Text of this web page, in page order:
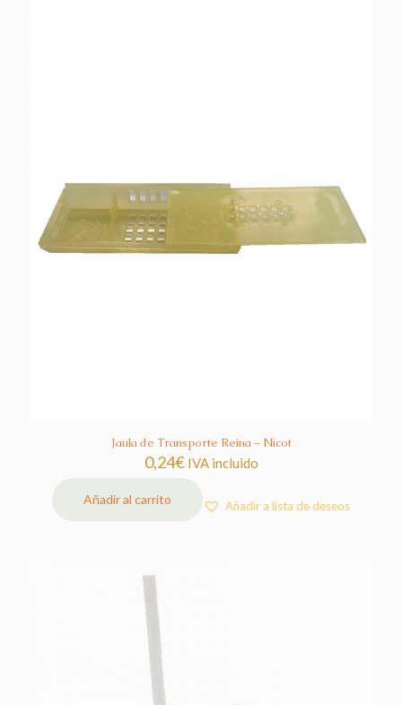
Jaula de Transporte Reina – Nicot
0,24€ IVA incluido
Añadir al carrito Añadir a lista de deseos